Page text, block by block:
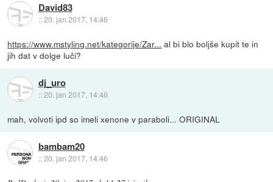
David83
::20. jan 2017, 14:46
https://www.mstyling.net/kategorije/Zar... al bi blo boljše kupit te in
jih dat v dolge luči?
dj_uro
::20. jan 2017, 14:46
mah, volvoti ipd so imeli xenone v paraboli... ORIGINAL
bambam20
::20. jan 2017, 14:46